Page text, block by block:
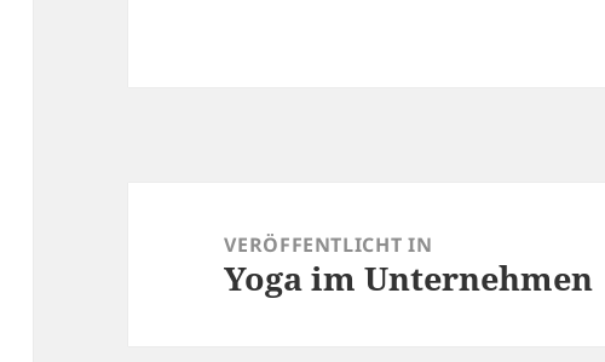
NavigationVERÖFFENTLICHT IN
Yoga im Unternehmen